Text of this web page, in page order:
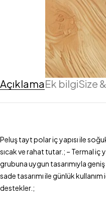
AçıklamaEk bilgiSize
Peluş tayt polar iç yapısı ile
sıcak ve rahat tutar.; – Termal iç
grubuna uygun tasarımıyla
sade tasarımı ile günlük
destekler.;